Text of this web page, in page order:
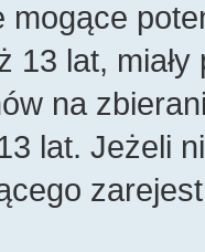
mogące
13 lat,
na
lat. Jeżeli